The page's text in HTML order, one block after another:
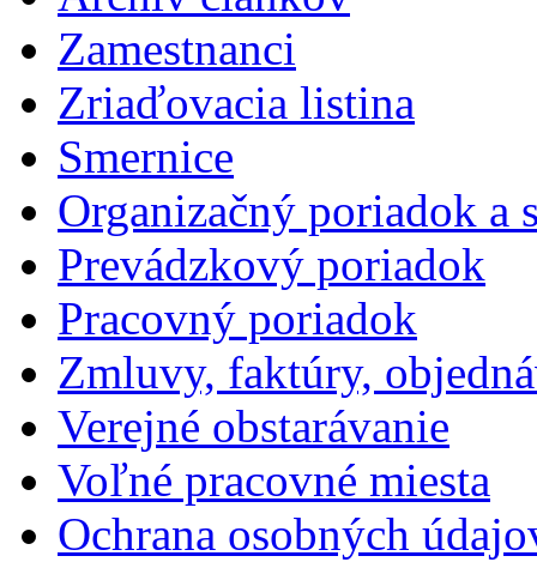
Zamestnanci
Zriaďovacia listina
Smernice
Organizačný poriadok a
Prevádzkový poriadok
Pracovný poriadok
Zmluvy, faktúry,
Verejné obstarávanie
Voľné pracovné miesta
Ochrana osobných